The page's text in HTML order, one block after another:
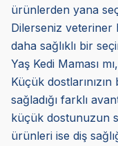
ürünlerden yana
Dilerseniz veteriner
daha sağlıklı bir
Yaş Kedi Maması
Küçük
sağladığı farklı
küçük dostunuzun
ürünleri ise diş